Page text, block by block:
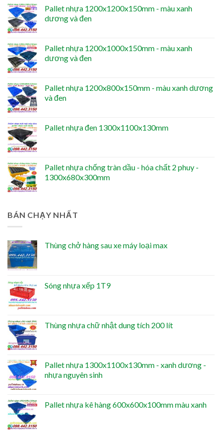
Pallet nhựa 1200x1200x150mm - màu xanh
dương và đen
Pallet nhựa 1200x1000x150mm - màu xanh
dương và đen
Pallet nhựa 1200x800x150mm - màu xanh dương
và đen
Pallet nhựa đen 1300x1100x130mm
Pallet nhựa chống tràn dầu - hóa chất 2 phuy -
1300x680x300mm
BÁN CHẠY NHẤT
Thùng chở hàng sau xe máy loại max
Sóng nhựa xếp 1T9
Thùng nhựa chữ nhật dung tích 200 lít
Pallet nhựa 1300x1100x130mm - xanh dương -
nhựa nguyên sinh
Pallet nhựa kê hàng 600x600x100mm màu xanh